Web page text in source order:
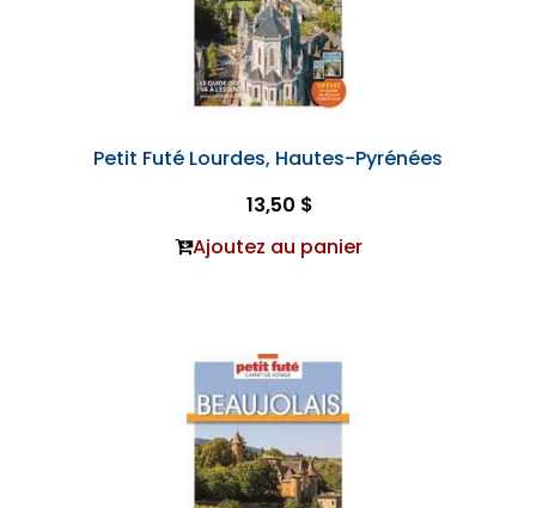
Petit Futé Lourdes, Hautes-Pyrénées
13,50 $
Ajoutez au panier